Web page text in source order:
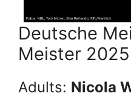
Deutsche
Meister 2025
Adults: Nicola